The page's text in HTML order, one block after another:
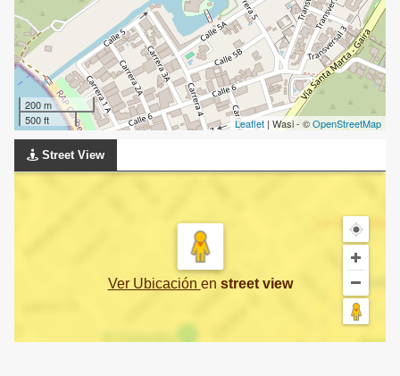
200 m
500 ft
Leaflet | Wasi - ©OpenStreetMap
Street View
Ver Ubicación en street view